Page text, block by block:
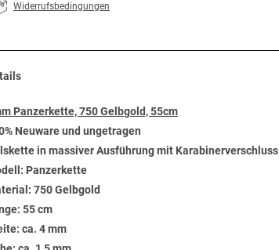
Widerrufsbedingungen
Panzerkette, 750 Gelbgold, 55cm
Neuware und ungetragen
in massiver Ausführung mit Karabinerverschluss
Panzerkette
750 Gelbgold
55 cm
ca. 4 mm